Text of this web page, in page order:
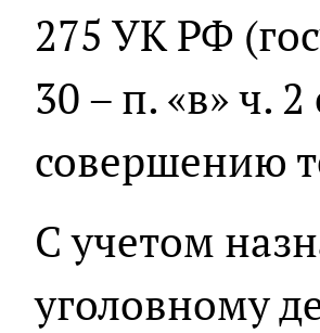
275 УК РФ
30 – п. «в» ч.
совершению
С учетом
уголовному